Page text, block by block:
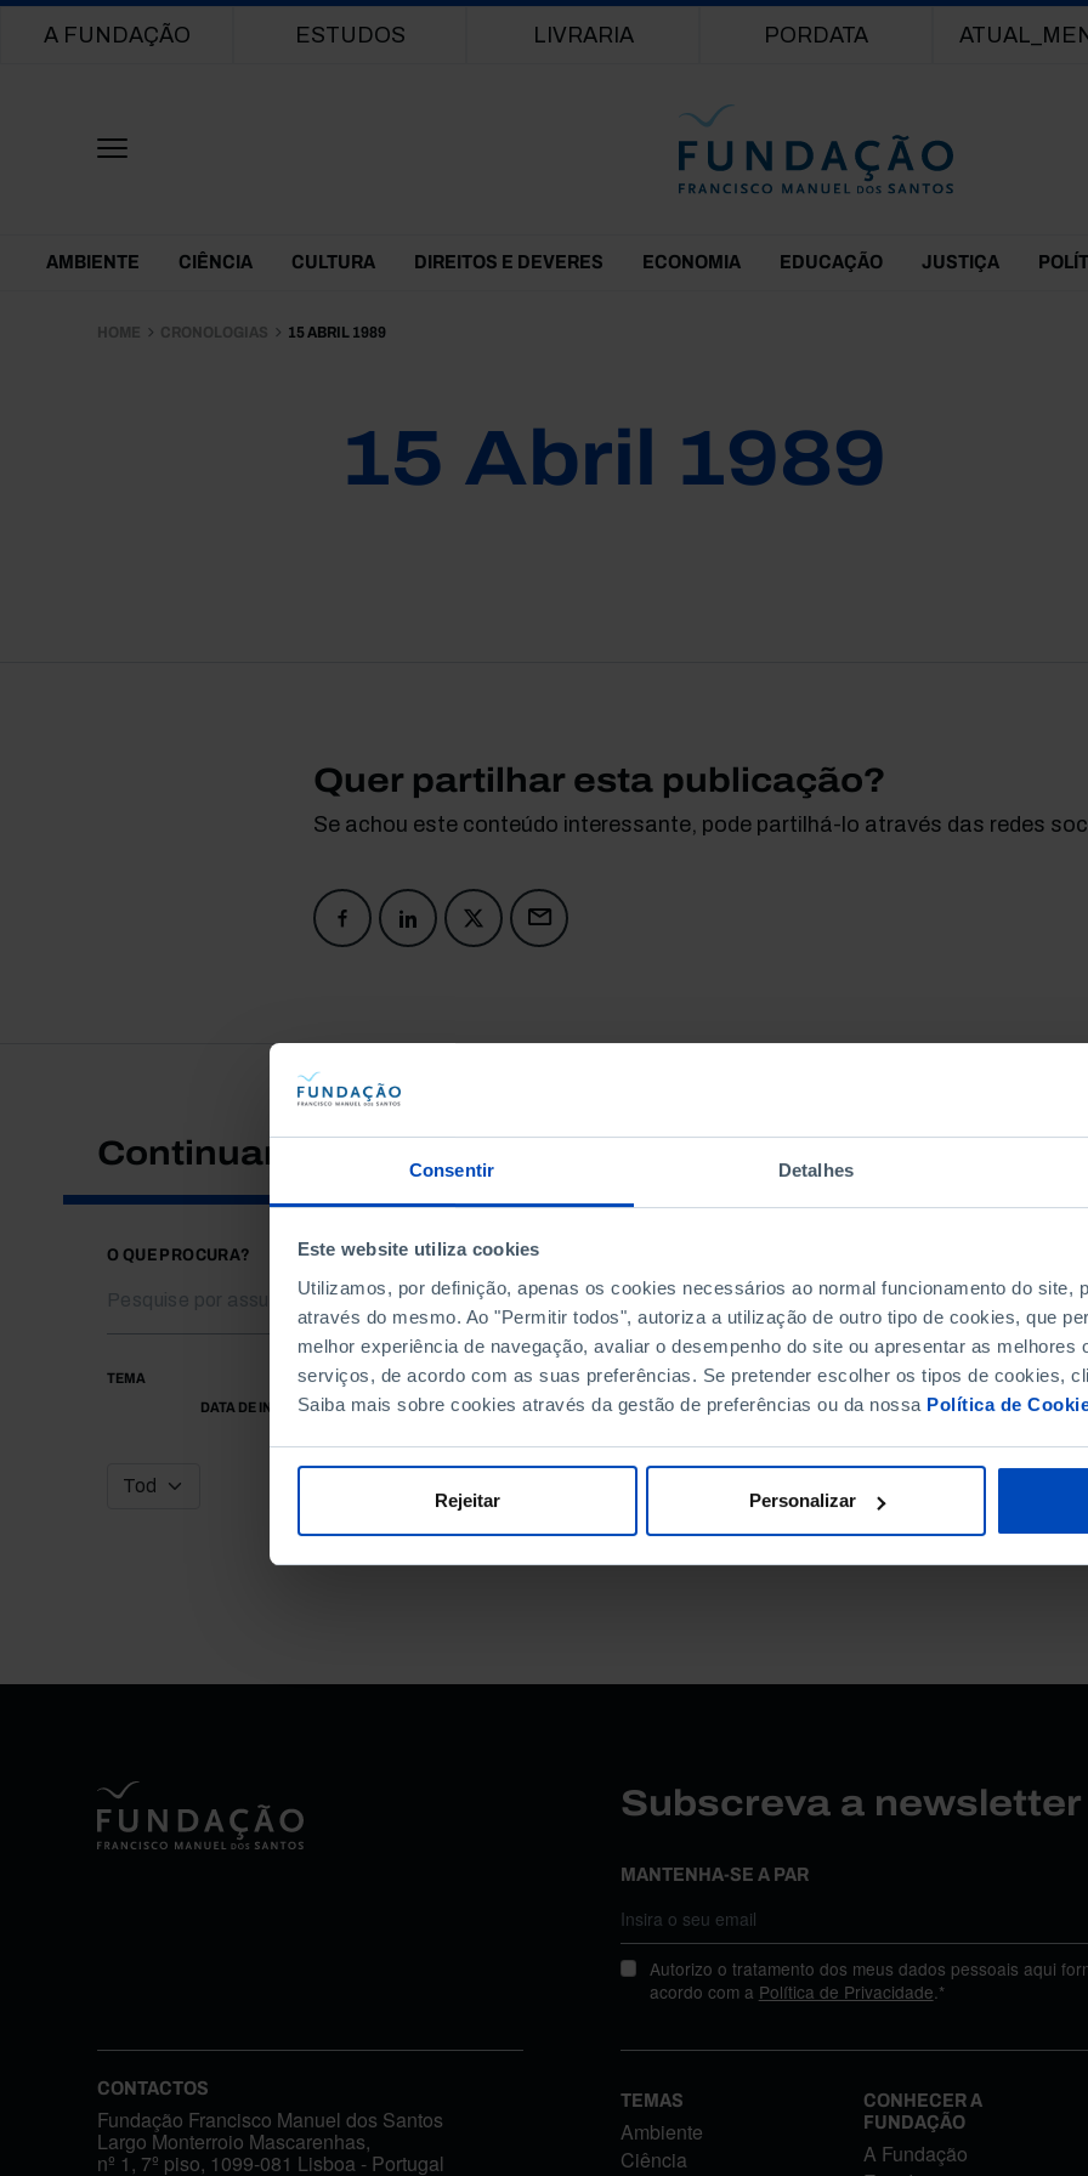
Consentir Detalhes
Este website utiliza cookies
Utilizamos, por definição, apenas os cookies necessários ao normal funcionamento do site,
através do mesmo. Ao "Permitir todos", autoriza a utilização de outro tipo de cookies, que
melhor experiência de navegação, avaliar o desempenho do site ou apresentar as melhores
serviços, de acordo com as suas preferências. Se pretender escolher os tipos de cookies,
Saiba mais sobre cookies através da gestão de preferências ou da nossa Política de
Rejeitar Personalizar
Main navigation
A FUNDAÇÃO ESTUDOS LIVRARIA PORDATA
Themes Menu
AMBIENTE CIÊNCIA CULTURA DIREITOS E DEVERES ECONOMIA EDUCAÇÃO JUSTIÇA
HOME CRONOLOGIAS 15 ABRIL 1989
15 Abril 1989
Quer partilhar esta publicação?
Se achou este conteúdo interessante, pode partilhá-lo através das redes
Continuar a pesquisar
O QUE PROCURA?
TEMA
DATA DE INÍCIO
DATA DE FIM
Subscreva a
MANTENHA-SE A PAR
Autorizo o tratamento dos meus dados pessoais aqui
acordo com a Política de Privacidade.*
CONTACTOS
Fundação Francisco Manuel dos Santos
Largo Monterroio Mascarenhas,
nº 1, 7º piso, 1099-081 Lisboa - Portugal
TEMAS
Ambiente
Ciência
CONHECER A
FUNDAÇÃO
A Fundação